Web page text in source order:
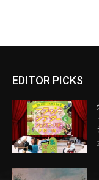
EDITOR PICKS